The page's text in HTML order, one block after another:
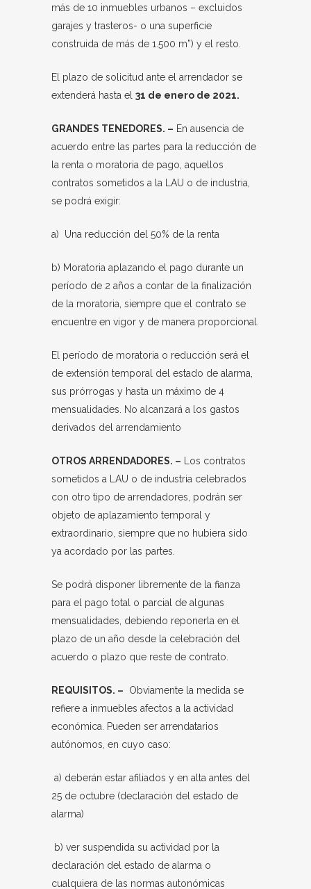
más de 10 inmuebles urbanos – excluidos
garajes y trasteros- o una superficie
construida de más de 1.500 m”) y el resto.
El plazo de solicitud ante el arrendador se
extenderá hasta el 31 de enero de 2021.
GRANDES TENEDORES. – En ausencia de
acuerdo entre las partes para la reducción de
la renta o moratoria de pago, aquellos
contratos sometidos a la LAU o de industria,
se podrá exigir:
a) Una reducción del 50% de la renta
b) Moratoria aplazando el pago durante un
período de 2 años a contar de la finalización
de la moratoria, siempre que el contrato se
encuentre en vigor y de manera proporcional.
El período de moratoria o reducción será el
de extensión temporal del estado de alarma,
sus prórrogas y hasta un máximo de 4
mensualidades. No alcanzará a los gastos
derivados del arrendamiento
OTROS ARRENDADORES. – Los contratos
sometidos a LAU o de industria celebrados
con otro tipo de arrendadores, podrán ser
objeto de aplazamiento temporal y
extraordinario, siempre que no hubiera sido
ya acordado por las partes.
Se podrá disponer libremente de la fianza
para el pago total o parcial de algunas
mensualidades, debiendo reponerla en el
plazo de un año desde la celebración del
acuerdo o plazo que reste de contrato.
REQUISITOS. – Obviamente la medida se
refiere a inmuebles afectos a la actividad
económica. Pueden ser arrendatarios
autónomos, en cuyo caso:
a) deberán estar afiliados y en alta antes del
25 de octubre (declaración del estado de
alarma)
b) ver suspendida su actividad por la
declaración del estado de alarma o
cualquiera de las normas autonómicas